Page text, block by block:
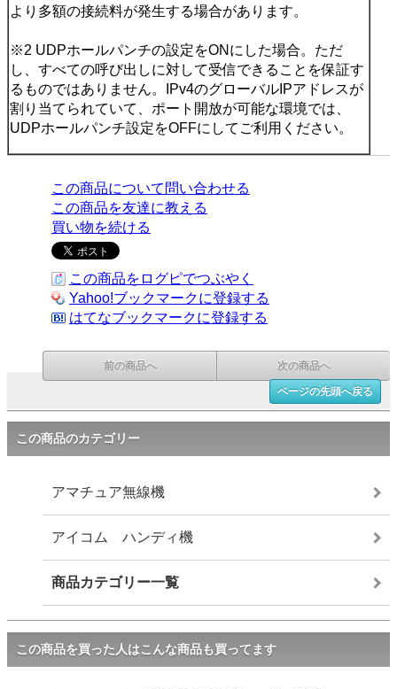
より多額の接続料が発生する場合があります。
※2 UDPホールパンチの設定をONにした場合。ただ
し、すべての呼び出しに対して受信できることを保証す
るものではありません。IPv4のグローバルIPアドレスが
割り当てられていて、ポート開放が可能な環境では、
UDPホールパンチ設定をOFFにしてご利用ください。
この商品について問い合わせる
この商品を友達に教える
買い物を続ける
この商品をログピでつぶやく
Yahoo!ブックマークに登録する
はてなブックマークに登録する
前の商品へ 次の商品へ
ページの先頭へ戻る
この商品のカテゴリー
アマチュア無線機
アイコム ハンディ機
商品カテゴリー一覧
この商品を買った人はこんな商品も買ってます